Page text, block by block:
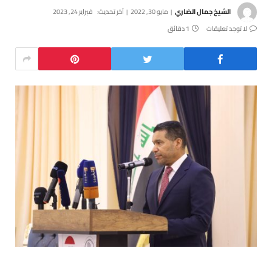
الشيخ جمال الضاري مايو 30, 2022 آخر تحديث: فبراير 24, 2023
لا توجد تعليقات
1 دقائق